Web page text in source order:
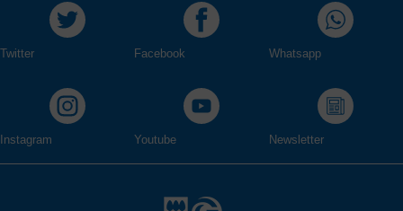
Twitter Facebook Whatsapp
Instagram Youtube Newsletter